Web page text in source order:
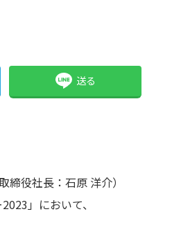
送る
役社長：石原 洋介）
」において、